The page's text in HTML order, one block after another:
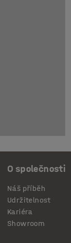
O společnosti
Náš příběh
Udržitelnost
Kariéra
Showroom